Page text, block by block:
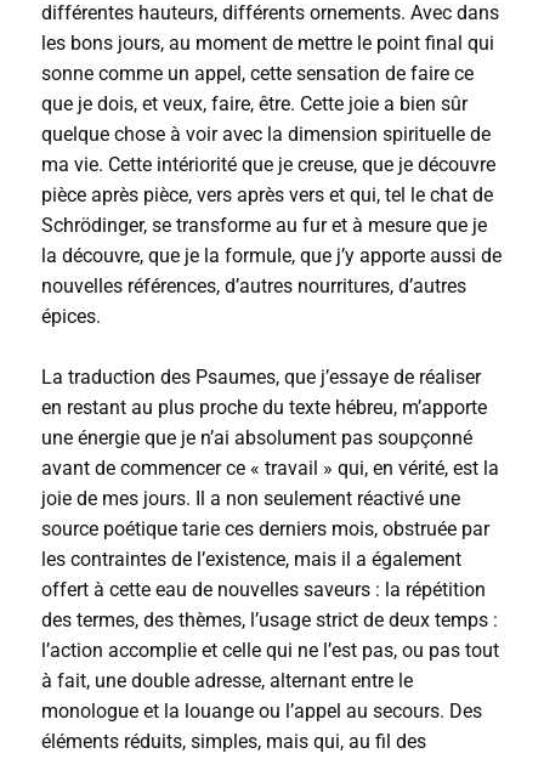
différentes hauteurs, différents ornements. Avec dans
les bons jours, au moment de mettre le point final qui
sonne comme un appel, cette sensation de faire ce
que je dois, et veux, faire, être. Cette joie a bien sûr
quelque chose à voir avec la dimension spirituelle de
ma vie. Cette intériorité que je creuse, que je découvre
pièce après pièce, vers après vers et qui, tel le chat de
Schrödinger, se transforme au fur et à mesure que je
la découvre, que je la formule, que j’y apporte aussi de
nouvelles références, d’autres nourritures, d’autres
épices.
La traduction des Psaumes, que j’essaye de réaliser
en restant au plus proche du texte hébreu, m’apporte
une énergie que je n’ai absolument pas soupçonné
avant de commencer ce « travail » qui, en vérité, est la
joie de mes jours. Il a non seulement réactivé une
source poétique tarie ces derniers mois, obstruée par
les contraintes de l’existence, mais il a également
offert à cette eau de nouvelles saveurs : la répétition
des termes, des thèmes, l’usage strict de deux temps :
l’action accomplie et celle qui ne l’est pas, ou pas tout
à fait, une double adresse, alternant entre le
monologue et la louange ou l’appel au secours. Des
éléments réduits, simples, mais qui, au fil des